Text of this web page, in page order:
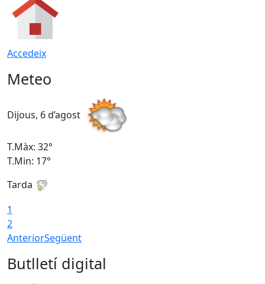
Accedeix
Meteo
Dijous, 6 d’agost
T.Màx: 32°
T.Min: 17°
Tarda
1
2
AnteriorSegüent
Butlletí digital